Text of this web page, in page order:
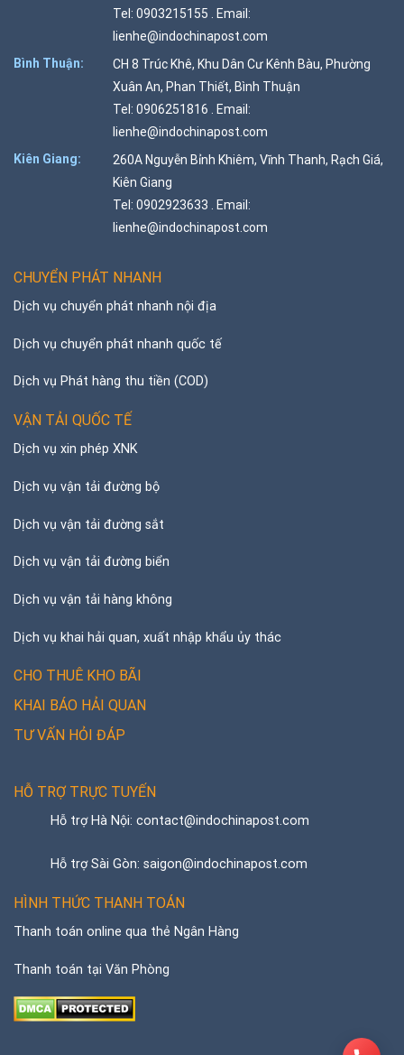
Tel: 0903215155 . Email:
lienhe@indochinapost.com
Bình Thuận:
CH 8 Trúc Khê, Khu Dân Cư Kênh Bàu, Phường
Xuân An, Phan Thiết, Bình Thuận
Tel: 0906251816 . Email:
lienhe@indochinapost.com
Kiên Giang:
260A Nguyễn Bỉnh Khiêm, Vĩnh Thanh, Rạch Giá,
Kiên Giang
Tel: 0902923633 . Email:
lienhe@indochinapost.com
CHUYỂN PHÁT NHANH
Dịch vụ chuyển phát nhanh nội địa
Dịch vụ chuyển phát nhanh quốc tế
Dịch vụ Phát hàng thu tiền (COD)
VẬN TẢI QUỐC TẾ
Dịch vụ xin phép XNK
Dịch vụ vận tải đường bộ
Dịch vụ vận tải đường sắt
Dịch vụ vận tải đường biển
Dịch vụ vận tải hàng không
Dịch vụ khai hải quan, xuất nhập khẩu ủy thác
CHO THUÊ KHO BÃI
KHAI BÁO HẢI QUAN
TƯ VẤN HỎI ĐÁP
HỖ TRỢ TRỰC TUYẾN
Hỗ trợ Hà Nội: contact@indochinapost.com
Hỗ trợ Sài Gòn: saigon@indochinapost.com
HÌNH THỨC THANH TOÁN
Thanh toán online qua thẻ Ngân Hàng
Thanh toán tại Văn Phòng